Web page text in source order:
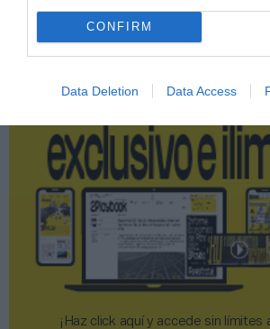
CONFIRM
Data Deletion Data Access
2Playbook Club2P
¡Haz click aquí y accede sin límites